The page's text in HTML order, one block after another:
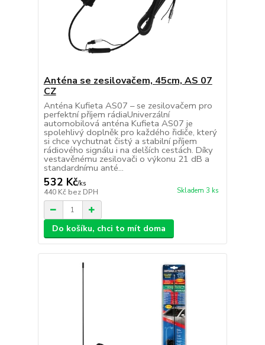
Anténa se zesilovačem, 45cm, AS 07
CZ
Anténa Kufieta AS07 – se zesilovačem pro
perfektní příjem rádiaUniverzální
automobilová anténa Kufieta AS07 je
spolehlivý doplněk pro každého řidiče, který
si chce vychutnat čistý a stabilní příjem
rádiového signálu i na delších cestách. Díky
vestavěnému zesilovači o výkonu 21 dB a
standardnímu anté...
532 Kč/ks
440 Kč bez DPH Skladem 3 ks
Do košíku, chci to mít doma